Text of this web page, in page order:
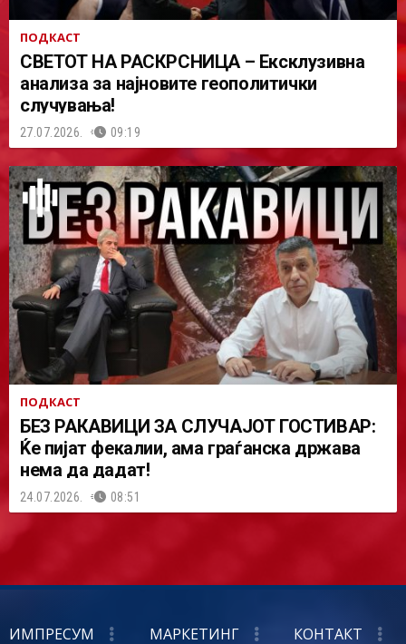
ПОДКАСТ
СВЕТОТ НА РАСКРСНИЦА – Ексклузивна
анализа за најновите геополитички
случувања!
27.07.2026. 09:19
ПОДКАСТ
БЕЗ РАКАВИЦИ ЗА СЛУЧАЈОТ ГОСТИВАР:
Ќе пијат фекалии, ама граѓанска држава
нема да дадат!
24.07.2026. 08:51
ИМПРЕСУМ МАРКЕТИНГ КОНТАКТ